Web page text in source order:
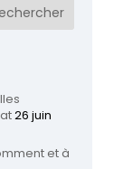
26 juin
et à